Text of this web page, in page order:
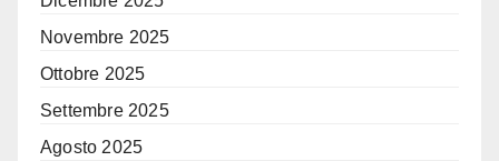
Novembre 2025
Ottobre 2025
Settembre 2025
Agosto 2025